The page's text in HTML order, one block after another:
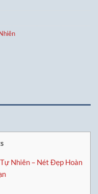
Nhiên – Nét Đẹp Hoàn